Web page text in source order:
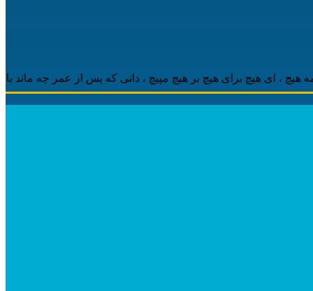
‌ای هیچ برای هیچ بر هیچ مپیچ ، دانی که پس از عمر چه ماند باقی ،